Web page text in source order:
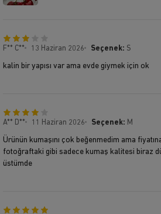
F** C** 13 Haziran 2026 Seçenek: S
kalin bir yapısı var ama evde giymek için ok
A** D** 11 Haziran 2026 Seçenek: M
Ürünün kumaşını çok beğenmedim ama
fotoğraftaki gibi sadece kumaş kalitesi biraz
üstümde